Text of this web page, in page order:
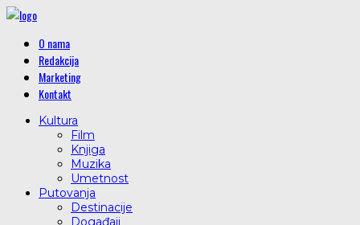
O nama
Redakcija
Marketing
Kontakt
Kultura
Film
Knjiga
Muzika
Umetnost
Putovanja
Destinacije
Događaji